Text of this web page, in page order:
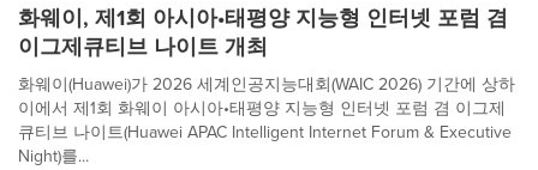
화웨이, 제1회 아시아•태평양 지능형 인터넷 포럼 겸
이그제큐티브 나이트 개최
화웨이(Huawei)가 2026 세계인공지능대회(WAIC 2026) 기간에 상하
이에서 제1회 화웨이 아시아•태평양 지능형 인터넷 포럼 겸 이그제
큐티브 나이트(Huawei APAC Intelligent Internet Forum & Executive
Night)를...